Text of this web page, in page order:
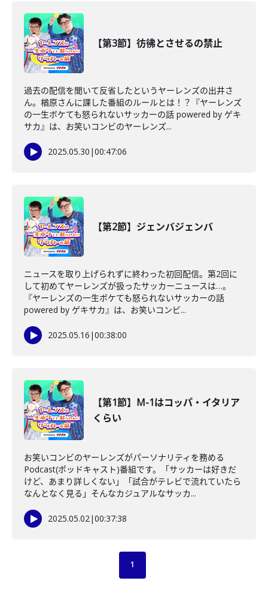
【第3節】彷彿とさせるの禁止
過去の配信を聞いて反省したというヤーレンズの出井さ
ん。楢原さんに課した番組のルールとは！？『ヤーレンズ
の一生ボケても怒られないサッカーの話 powered by ゲキ
サカ』は、お笑いコンビのヤーレンズ...
2025.05.30 |00:47:06
【第2節】ジェンバジェンバ
ニュースを取り上げられずに終わった初回配信。第2回に
して初めてヤーレンズが扱ったサッカーニュースは…。
『ヤーレンズの一生ボケても怒られないサッカーの話
powered by ゲキサカ』は、お笑いコンビ...
2025.05.16 |00:38:00
【第1節】M-1はコッパ・イタリア
くらい
お笑いコンビのヤーレンズがパーソナリティを務める
Podcast(ポッドキャスト)番組です。「サッカーは好きだ
けど、あまり詳しくない」「試合がテレビで流れていたら
なんとなく見る」そんなカジュアルなサッカ...
2025.05.02|00:37:38
1